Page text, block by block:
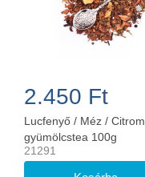
2.450 Ft
Lucfenyő / Méz / Citrom
gyümölcstea 100g
21291